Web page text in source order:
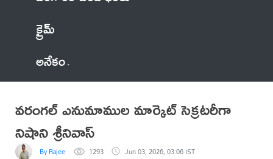
క్రైమ్
అనేకం
వరంగల్ ఎనుమాముల మార్కెట్ సెక్రటరీగా
నిషాని శ్రీనివాస్
By Rajee 1293 Jun 03, 2026, 03:06 IST